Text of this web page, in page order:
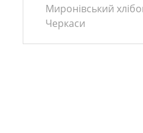
Миронівський
Черкаси